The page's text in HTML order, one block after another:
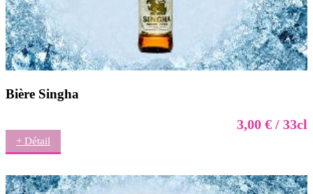
Bière Singha
3,00 € / 33cl
+ Détail